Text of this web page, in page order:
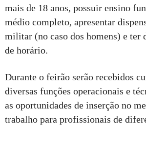
mais de 18 anos, possuir ensino
médio completo, apresentar
militar (no caso dos homens) e ter
de horário.
Durante o feirão serão recebidos
diversas funções operacionais e
as oportunidades de inserção no
trabalho para profissionais de